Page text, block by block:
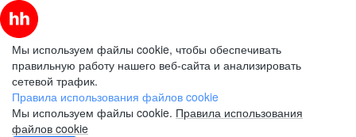
Мы используем файлы cookie, чтобы обеспечивать
правильную работу нашего веб-сайта и анализировать
сетевой трафик.
Правила использования файлов cookie
Мы используем файлы cookie. Правила использования
файлов cookie